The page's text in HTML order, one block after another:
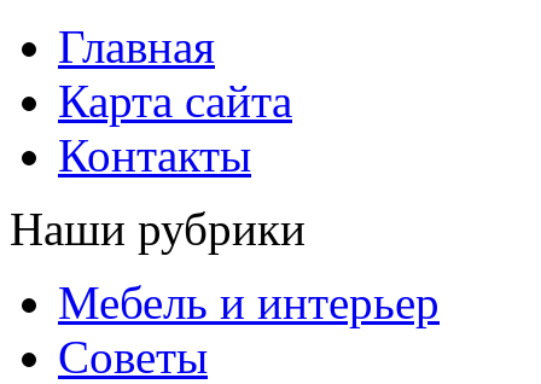
Главная
Карта сайта
Контакты
Наши рубрики
Мебель и интерьер
Советы